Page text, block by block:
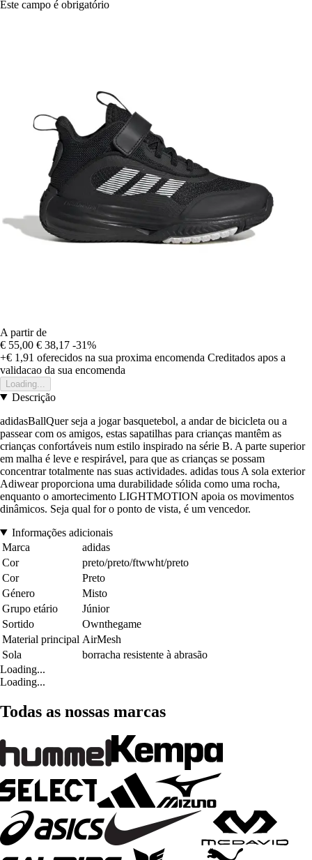
Este campo é obrigatório
A partir de
€ 55,00 € 38,17 -31%
+€ 1,91 oferecidos na sua proxima encomenda Creditados apos a
validacao da sua encomenda
Loading...
Descrição
adidasBallQuer seja a jogar basquetebol, a andar de bicicleta ou a
passear com os amigos, estas sapatilhas para crianças mantêm as
crianças confortáveis num estilo inspirado na série B. A parte superior
em malha é leve e respirável, para que as crianças se possam
concentrar totalmente nas suas actividades. adidas tous A sola exterior
Adiwear proporciona uma durabilidade sólida como uma rocha,
enquanto o amortecimento LIGHTMOTION apoia os movimentos
dinâmicos. Seja qual for o ponto de vista, é um vencedor.
Informações adicionais
Marca
adidas
Cor
preto/preto/ftwwht/preto
Cor
Preto
Género
Misto
Grupo etário
Júnior
Sortido
Ownthegame
Material principal AirMesh
Sola
borracha resistente à abrasão
Loading...
Loading...
Todas as nossas marcas